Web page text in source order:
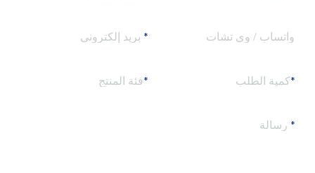
واتساب / وي تشات * بريد إلكتروني
*كمية الطلب *فئة المنتج
* رسالة